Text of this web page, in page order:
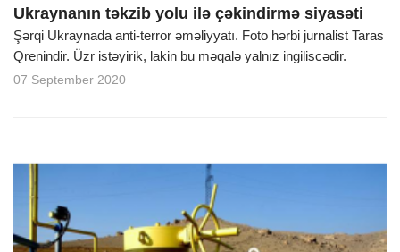
Ukraynanın təkzib yolu ilə çəkindirmə siyasəti
Şərqi Ukraynada anti-terror əməliyyatı. Foto hərbi jurnalist Taras
Qrenindir. Üzr istəyirik, lakin bu məqalə yalnız ingiliscədir.
07 September 2020